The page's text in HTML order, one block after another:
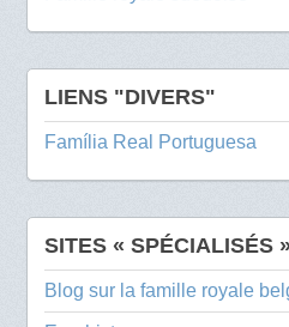
LIENS "DIVERS"
Família Real Portuguesa
SITES « SPÉCIALISÉS
Blog sur la famille royale